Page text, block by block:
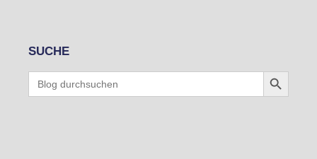
SUCHE
Search
for:
Search Button